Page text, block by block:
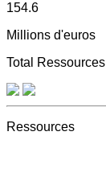
154.6
Millions d'euros
Total Ressources
Ressources